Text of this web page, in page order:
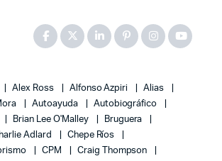
Alex Ross Alfonso Azpiri
Alias
Autoayuda
Autobiográfico
Brian Lee O'Malley
Bruguera
Adlard
Chepe Ríos
CPM
Craig Thompson